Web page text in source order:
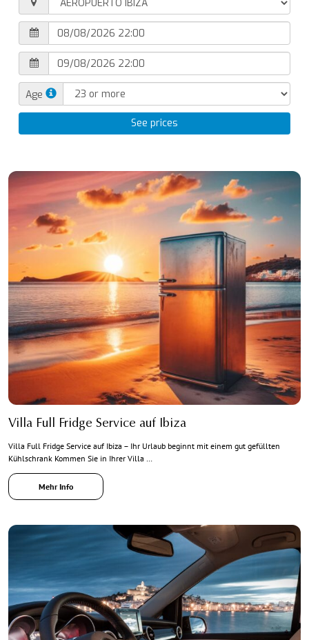
Villa Full Fridge Service auf Ibiza
Villa Full Fridge Service auf Ibiza – Ihr Urlaub beginnt mit einem gut gefüllten
Kühlschrank Kommen Sie in Ihrer Villa …
Mehr Info